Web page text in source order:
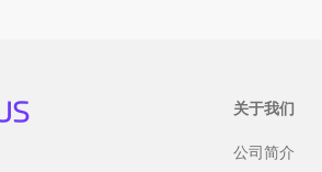
关于我们
公司简介